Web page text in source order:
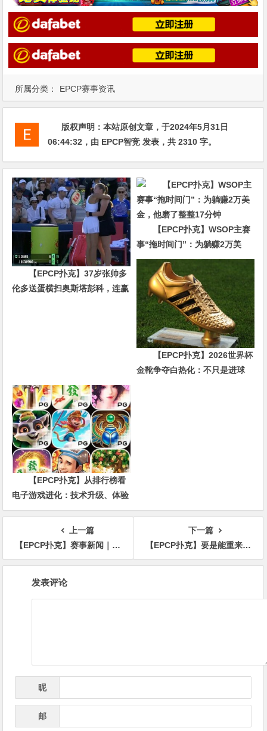
所属分类： EPCP赛事资讯
版权声明：本站原创文章，于2024年5月31日
06:44:32 ，由 EPCP智竞 发表，共 2310 字。
【EPCP扑克】37岁张帅多
伦多送蛋横扫奥斯塔彭科，连赢
【EPCP扑克】WSOP主赛
事“拖时间门”：为躺赚2万美
金，他磨了整整17分钟
【EPCP扑克】2026世界杯
金靴争夺白热化：不只是进球
【EPCP扑克】从排行榜看
电子游戏进化：技术升级、体验
创新与未来趋势
上一篇
【EPCP扑克】赛事新闻｜“兴动·晋商”杯智力扑克冠军赛圆满落幕，刘俸瑒登顶主赛冠军
下一篇
【EPCP扑克】要是能重来？丹牛懊悔：2015WSOP主赛事的「这手牌」给了我沉重打击…！
发表评论
昵
邮